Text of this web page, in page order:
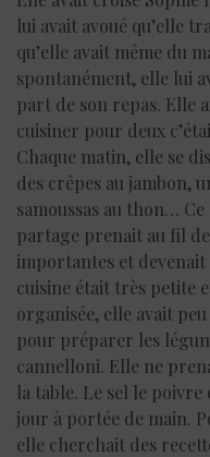
lui avait avoué qu’elle
qu’elle avait même du
spontanément, elle lui
part de son repas. Elle
cuisiner pour deux
Chaque matin, elle se
des crêpes au jambon,
samoussas au thon…
partage prenait au fil
importantes et devenait
cuisine était très petite
organisée, elle avait
pour préparer les
cannelloni. Elle ne
la table. Le sel le
jour à portée de main.
elle cherchait des